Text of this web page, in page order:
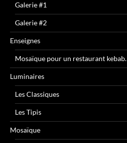
Galerie #1
Galerie #2
Enseignes
Mosaïque pour un restaurant kebab.
Luminaires
Les Classiques
Les Tipis
Mosaïque